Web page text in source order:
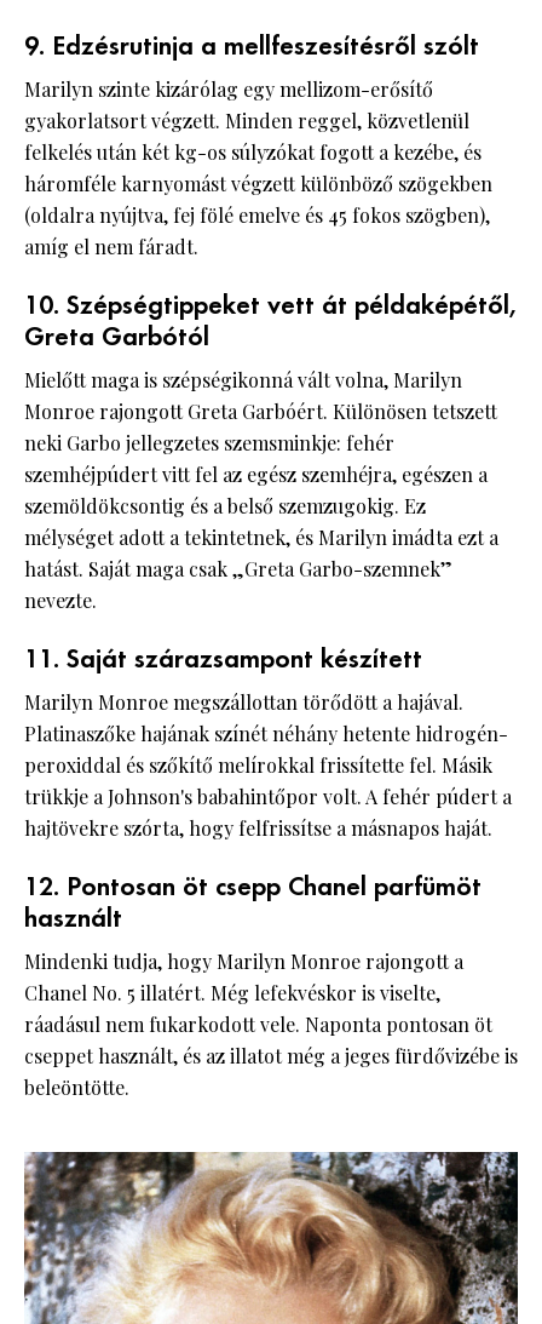
9. Edzésrutinja a mellfeszesítésről szólt
Marilyn szinte kizárólag egy mellizom-erősítő
gyakorlatsort végzett. Minden reggel, közvetlenül
felkelés után két kg-os súlyzókat fogott a kezébe, és
háromféle karnyomást végzett különböző szögekben
(oldalra nyújtva, fej fölé emelve és 45 fokos szögben),
amíg el nem fáradt.
10. Szépségtippeket vett át példaképétől,
Greta Garbótól
Mielőtt maga is szépségikonná vált volna, Marilyn
Monroe rajongott Greta Garbóért. Különösen tetszett
neki Garbo jellegzetes szemsminkje: fehér
szemhéjpúdert vitt fel az egész szemhéjra, egészen a
szemöldökcsontig és a belső szemzugokig. Ez
mélységet adott a tekintetnek, és Marilyn imádta ezt a
hatást. Saját maga csak „Greta Garbo-szemnek”
nevezte.
11. Saját szárazsampont készített
Marilyn Monroe megszállottan törődött a hajával.
Platinaszőke hajának színét néhány hetente hidrogén-
peroxiddal és szőkítő melírokkal frissítette fel. Másik
trükkje a Johnson's babahintőpor volt. A fehér púdert a
hajtövekre szórta, hogy felfrissítse a másnapos haját.
12. Pontosan öt csepp Chanel parfümöt
használt
Mindenki tudja, hogy Marilyn Monroe rajongott a
Chanel No. 5 illatért. Még lefekvéskor is viselte,
ráadásul nem fukarkodott vele. Naponta pontosan öt
cseppet használt, és az illatot még a jeges fürdővizébe is
beleöntötte.